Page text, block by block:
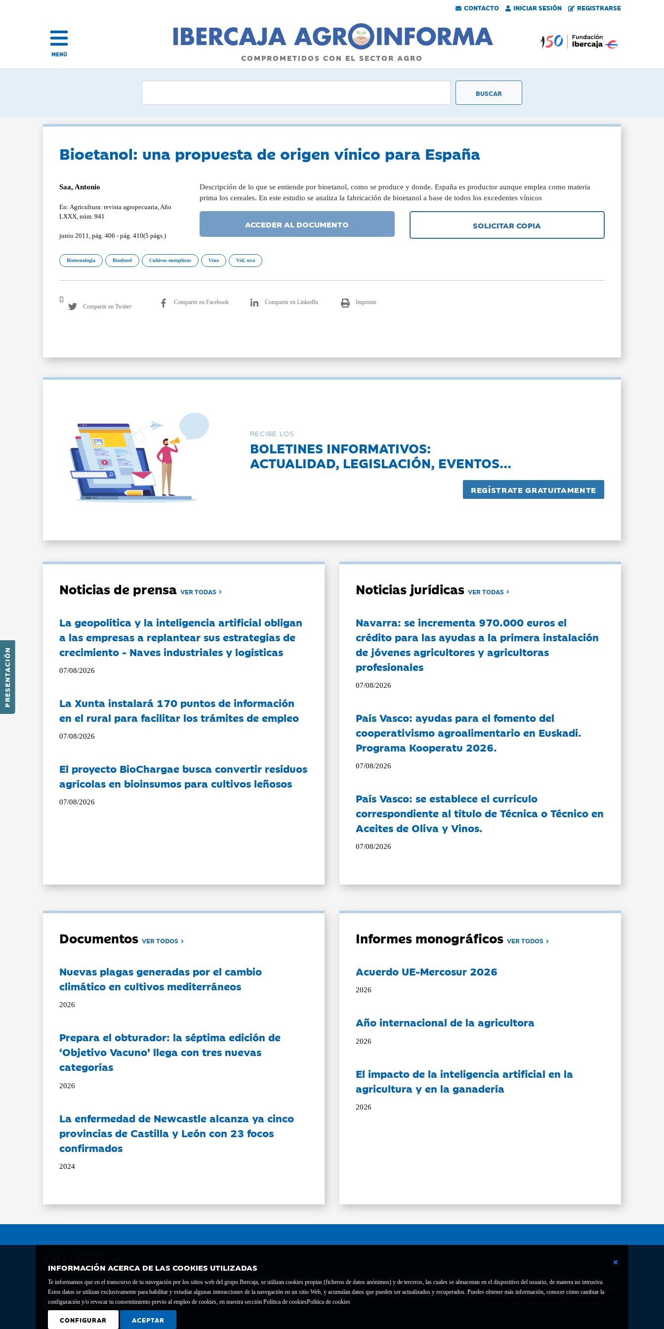
CONTACTO INICIAR SESIÓN REGISTRARSE
PRESENTACIÓN
MENÚ COMPROMETIDOS CON EL SECTOR AGRO
INFORMACIÓN ACERCA DE LAS COOKIES UTILIZADAS
Te informamos que en el transcurso de tu navegación por los sitios web del grupo Ibercaja, se utilizan cookies propias (ficheros de datos anónimos) y de terceros, las cuales se almacenan en el dispositivo del usuario, de manera no intrusiva.
Estos datos se utilizan exclusivamente para habilitar y estudiar algunas interacciones de la navegación en un sitio Web, y acumulan datos que pueden ser actualizados y recuperados. Puedes obtener más información, conocer cómo cambiar la
configuración y/o revocar tu consentimiento previo al empleo de cookies, en nuestra sección Política de cookiesPolítica de cookies
CONFIGURAR ACEPTAR
Bioetanol: una propuesta de origen vínico para España
Saa, Antonio
En: Agricultura: revista agropecuaria, Año
LXXX, núm. 941
junio 2011, pág. 406 - pág. 410(5 págs.)
Descripción de lo que se entiende por bioetanol, como se produce y donde. España es productor aunque emplea como materia
prima los cereales. En este estudio se analiza la fabricación de bioetanol a base de todos los excedentes vínicos
ACCEDER AL DOCUMENTO SOLICITAR COPIA
Biotecnología Biodiesel Cultivos energéticos Vino Vid, uva
Compartir en Twitter
Compartir en Facebook Compartir en LinkedIn Imprimir
RECIBE LOS
BOLETINES INFORMATIVOS:
ACTUALIDAD, LEGISLACIÓN, EVENTOS...
Noticias de prensaVER TODAS
La geopolítica y la inteligencia artificial obligan
a las empresas a replantear sus estrategias de
crecimiento - Naves industriales y logísticas
07/08/2026
La Xunta instalará 170 puntos de información
en el rural para facilitar los trámites de empleo
07/08/2026
El proyecto BioChargae busca convertir residuos
agrícolas en bioinsumos para cultivos leñosos
07/08/2026
Noticias jurídicasVER TODAS
Navarra: se incrementa 970.000 euros el
crédito para las ayudas a la primera instalación
de jóvenes agricultores y agricultoras
profesionales
07/08/2026
País Vasco: ayudas para el fomento del
cooperativismo agroalimentario en Euskadi.
Programa Kooperatu 2026.
07/08/2026
País Vasco: se establece el currículo
correspondiente al título de Técnica o Técnico en
Aceites de Oliva y Vinos.
07/08/2026
DocumentosVER TODOS
Nuevas plagas generadas por el cambio
climático en cultivos mediterráneos
2026
Prepara el obturador: la séptima edición de
‘Objetivo Vacuno’ llega con tres nuevas
categorías
2026
La enfermedad de Newcastle alcanza ya cinco
provincias de Castilla y León con 23 focos
confirmados
2024
Informes monográficosVER TODOS
Acuerdo UE-Mercosur 2026
2026
Año internacional de la agricultora
2026
El impacto de la inteligencia artificial en la
agricultura y en la ganadería
2026
Fundación Bancaria Ibercaja C.I.F. G-50000652.
Inscrita en el Registro de Fundaciones del Mº de Educación, Cultura y Deporte con el nº 1689.
Domicilio social: Joaquín Costa, 13. 50001 Zaragoza.
Contacto Declaración de accesibilidad